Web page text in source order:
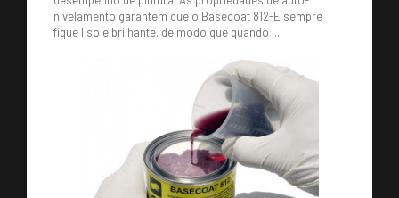
ACESSÓRIOS
nivelamento garantem que o Basecoat 812-E sempre
fique liso e brilhante, de modo que quando ...